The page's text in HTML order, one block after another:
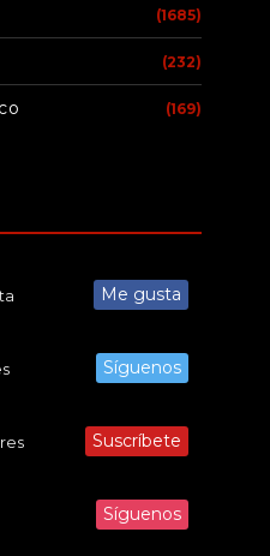
(1685)
(232)
(169)
Me gusta
Síguenos
Suscríbete
Síguenos